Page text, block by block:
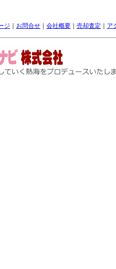
ジ お問合せ 会社概要 売却査定 ア